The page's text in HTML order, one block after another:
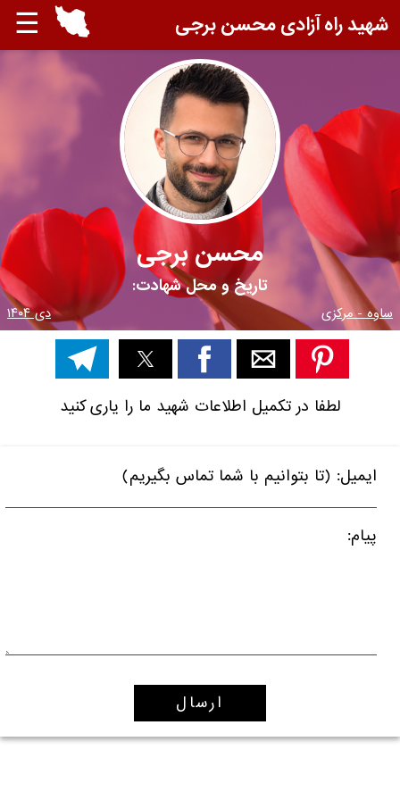
☰ شهید راه آزادی محسن برجی
محسن برجی
تاریخ و محل شهادت:
ساوه - مرکزی دی ۱۴۰۴
لطفا در تکمیل اطلاعات شهید ما را یاری کنید
ایمیل: (تا بتوانیم با شما تماس بگیریم)
پیام: